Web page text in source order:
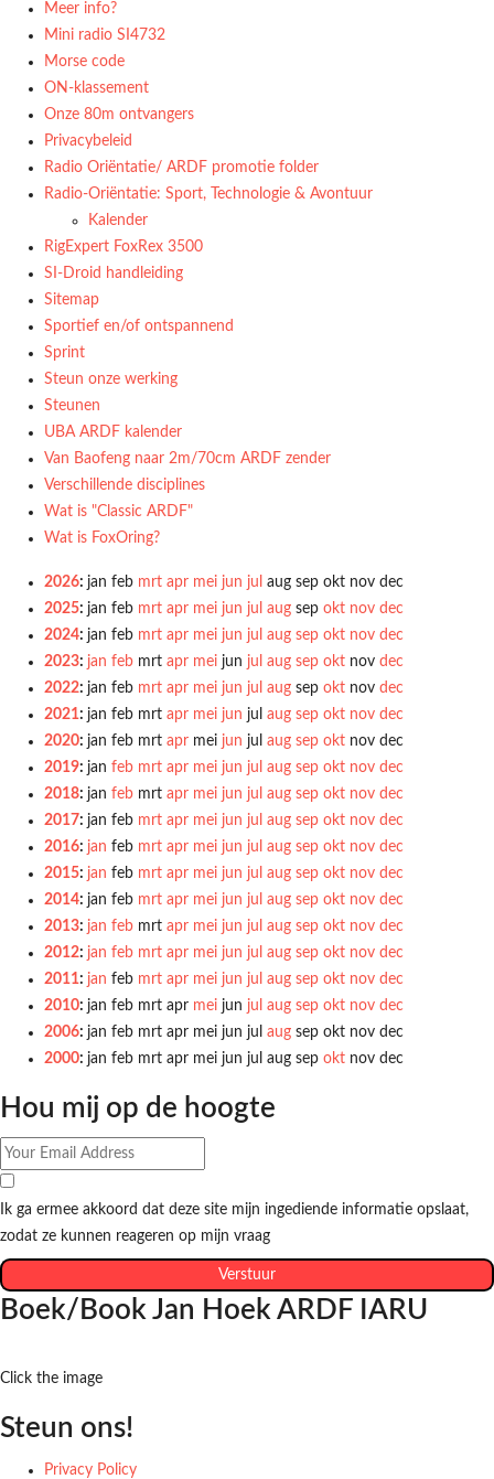
Meer info?
Mini radio SI4732
Morse code
ON-klassement
Onze 80m ontvangers
Privacybeleid
Radio Oriëntatie/ ARDF promotie folder
Radio‑Oriëntatie: Sport, Technologie & Avontuur
Kalender
RigExpert FoxRex 3500
SI-Droid handleiding
Sitemap
Sportief en/of ontspannend
Sprint
Steun onze werking
Steunen
UBA ARDF kalender
Van Baofeng naar 2m/70cm ARDF zender
Verschillende disciplines
Wat is "Classic ARDF"
Wat is FoxOring?
2026: jan feb mrt apr mei jun jul aug sep okt nov dec
2025: jan feb mrt apr mei jun jul aug sep okt nov dec
2024: jan feb mrt apr mei jun jul aug sep okt nov dec
2023: jan feb mrt apr mei jun jul aug sep okt nov dec
2022: jan feb mrt apr mei jun jul aug sep okt nov dec
2021: jan feb mrt apr mei jun jul aug sep okt nov dec
2020: jan feb mrt apr mei jun jul aug sep okt nov dec
2019: jan feb mrt apr mei jun jul aug sep okt nov dec
2018: jan feb mrt apr mei jun jul aug sep okt nov dec
2017: jan feb mrt apr mei jun jul aug sep okt nov dec
2016: jan feb mrt apr mei jun jul aug sep okt nov dec
2015: jan feb mrt apr mei jun jul aug sep okt nov dec
2014: jan feb mrt apr mei jun jul aug sep okt nov dec
2013: jan feb mrt apr mei jun jul aug sep okt nov dec
2012: jan feb mrt apr mei jun jul aug sep okt nov dec
2011: jan feb mrt apr mei jun jul aug sep okt nov dec
2010: jan feb mrt apr mei jun jul aug sep okt nov dec
2006: jan feb mrt apr mei jun jul aug sep okt nov dec
2000: jan feb mrt apr mei jun jul aug sep okt nov dec
Hou mij op de hoogte
Ik ga ermee akkoord dat deze site mijn ingediende informatie opslaat,
zodat ze kunnen reageren op mijn vraag
Verstuur
Boek/Book Jan Hoek ARDF IARU
Click the image
Steun ons!
Privacy Policy